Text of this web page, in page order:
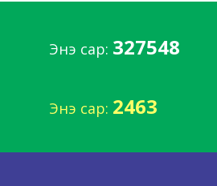
Энэ сар: 327548
Энэ сар: 2463